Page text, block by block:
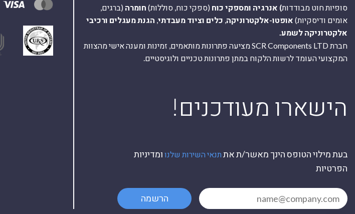
סופיות חוט מבודדות) אנרגיה ומספקי כוח (ספקי כוח, סוללות) חומרה (ברגים,
אומים ודיסקיות) אופטו-אלקטרוניקה כלים וציוד מעבדתי הגנת מעגלים ורכיבי
אלקטרוניקה לשמע.
חברת SCR Components LTD מציעה פתרונות מותאמים, זמינות ומענה אישי מהצוות
המקצועי העומד לרשות הלקוח במתן פתרונות טכניים ולוגיסטיים.
!הישארו מעודכנים
בעת מילוי הטופס הינך מאשר/ת את תנאי השירות שלנו ומדיניות
הפרטיות
הרשמה